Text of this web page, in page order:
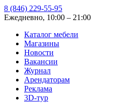
8 (846) 229-55-95
Ежедневно, 10:00 – 21:00
Каталог мебели
Магазины
Новости
Вакансии
Журнал
Арендаторам
Реклама
3D-тур